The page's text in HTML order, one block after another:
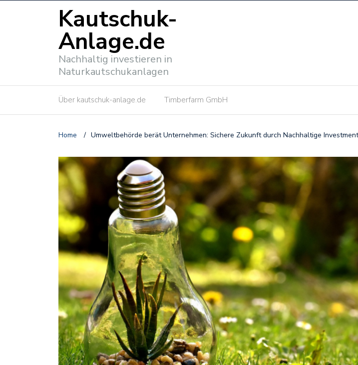
Kautschuk-
Anlage.de
Nachhaltig investieren in
Naturkautschukanlagen
Über kautschuk-anlage.de Timberfarm GmbH
Home / Umweltbehörde berät Unternehmen: Sichere Zukunft durch Nachhaltige